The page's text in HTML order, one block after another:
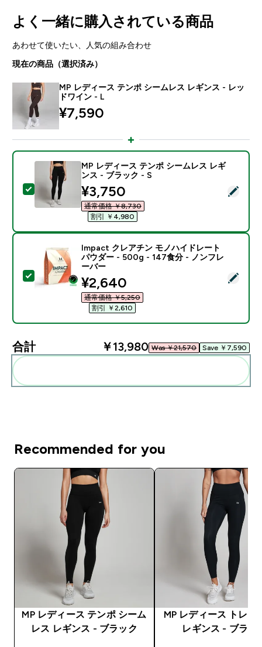
よく一緒に購入されている商品
あわせて使いたい、人気の組み合わせ
現在の商品（選択済み）
MP レディース テンポ シームレス レギンス - レッ
ドワイン - L
¥7,590‎
この商品を選択 - MP レディース テンポ シームレス
MP レディース テンポ シームレス レギ
ンス - ブラック - S
discounted price
¥3,750‎
通常価格 ￥8,730‎
割引 ￥4,980‎
この商品を選択 - Impact クレアチン モノハイドレ
Impact クレアチン モノハイドレート
パウダー - 500g - 147食分 - ノンフレ
ーバー
discounted price
¥2,640‎
通常価格 ￥5,250‎
割引 ￥2,610‎
合計 ￥13,980‎ Was ￥21,570‎ Save ￥7,590‎
Recommended for you
MP レディース テンポ シーム
レス レギンス - ブラック
MP レディース トレー
レギンス - ブラッ